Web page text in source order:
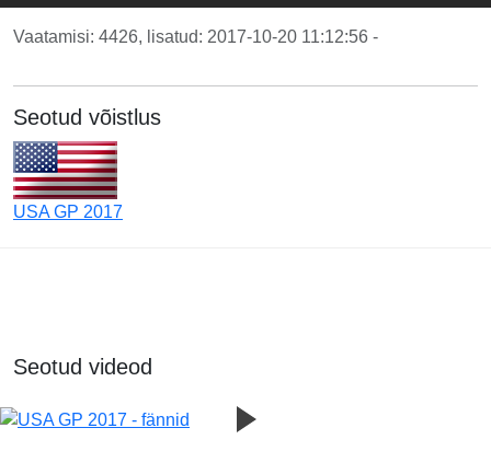
Vaatamisi: 4426, lisatud: 2017-10-20 11:12:56 -
Seotud võistlus
USA GP 2017
Seotud videod